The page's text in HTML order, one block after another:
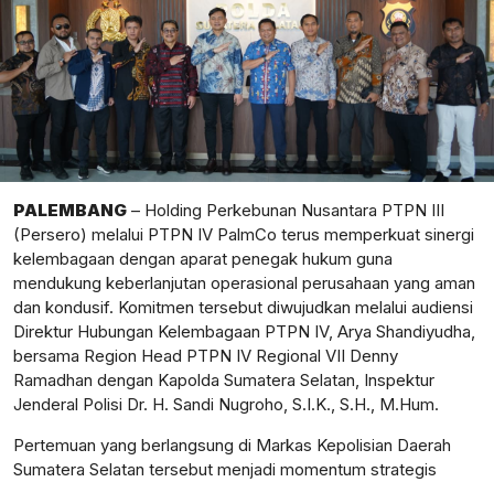
PALEMBANG – Holding Perkebunan Nusantara PTPN III
(Persero) melalui PTPN IV PalmCo terus memperkuat sinergi
kelembagaan dengan aparat penegak hukum guna
mendukung keberlanjutan operasional perusahaan yang aman
dan kondusif. Komitmen tersebut diwujudkan melalui audiensi
Direktur Hubungan Kelembagaan PTPN IV, Arya Shandiyudha,
bersama Region Head PTPN IV Regional VII Denny
Ramadhan dengan Kapolda Sumatera Selatan, Inspektur
Jenderal Polisi Dr. H. Sandi Nugroho, S.I.K., S.H., M.Hum.
Pertemuan yang berlangsung di Markas Kepolisian Daerah
Sumatera Selatan tersebut menjadi momentum strategis